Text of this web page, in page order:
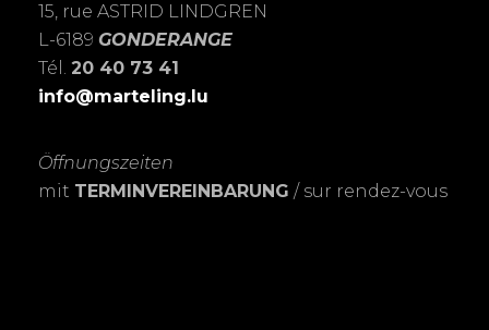
15, rue ASTRID LINDGREN
L-6189 GONDERANGE
Tél. 20 40 73 41
info@marteling.lu
Öffnungszeiten
mit TERMINVEREINBARUNG / sur rendez-vous